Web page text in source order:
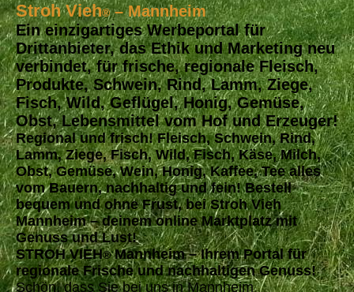
Stroh Vieh®– Mannheim
Ein einzigartiges Werbeportal für
Drittanbieter, das Ethik und Marketing neu
verbindet, für frische, regionale Fleisch,
Produkte, Schwein, Rind, Lamm, Ziege,
Fisch, Wild, Geflügel, Honig, Gemüse,
Obst, Lebensmittel vom Hof und Erzeuger!
Regional und frisch! Fleisch, Schwein, Rind,
Lamm, Ziege, Fisch, Wild, Fisch, Käse, Milch,
Obst, Gemüse, Wein, Honig, Kaffee, Tee alles
vom Bauern, nachhaltig und fein! Bestell
bequem und ohne Frust, bei Stroh Vieh
Mannheim – deinem online Marktplatz mit
Genuss und Lust!
STROH VIEH®Mannheim – Ihrem Portal für
regionale Frische und nachhaltigen Genuss!
Schön, dass Sie bei uns in Mannheim